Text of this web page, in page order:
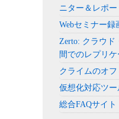
ニター＆レポー
Webセミナー録
Zerto: クラウド
間でのレプリ
クライムのオ
仮想化対応ツ
総合FAQサイト